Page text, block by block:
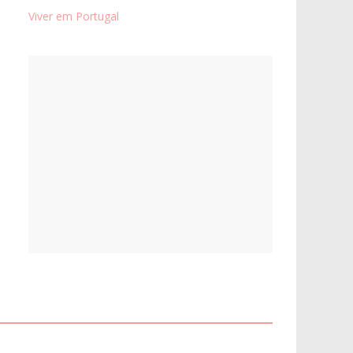
Viver em Portugal